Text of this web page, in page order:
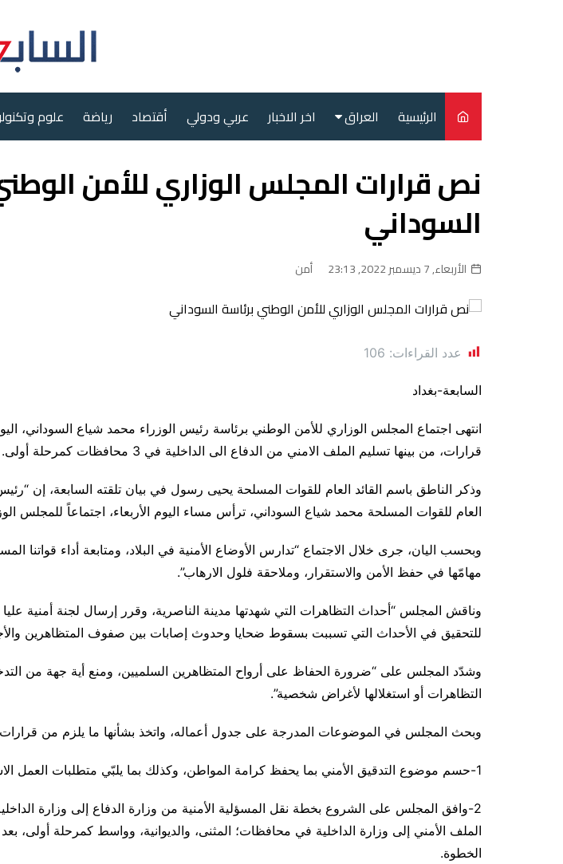
الرئيسية العراق
سياسة
محليات
اخر الاخبار عربي ودولي أقتصاد رياضة علوم
نص قرارات المجلس الوزاري للأمن
السوداني
الأربعاء, 7 ديسمبر 2022, 23:13 أمن
عدد القراءات: 106
السابعة-بغداد
قرارات، من بينها تسليم الملف الامني من الدفاع الى الداخلية في 3 محافظات كمرحلة أولى.
وذكر الناطق باسم القائد العام للقوات المسلحة يحيى رسول في بيان تلقته السابعة، إن
العام للقوات المسلحة محمد شياع السوداني، ترأس مساء اليوم الأربعاء، اجتماعاً للمجلس
وبحسب اليان، جرى خلال الاجتماع “تدارس الأوضاع الأمنية في البلاد، ومتابعة أداء قواتنا
مهامّها في حفظ الأمن والاستقرار، وملاحقة فلول الارهاب”.
وناقش المجلس “أحداث التظاهرات التي شهدتها مدينة الناصرية، وقرر إرسال لجنة أمنية
للتحقيق في الأحداث التي تسببت بسقوط ضحايا وحدوث إصابات بين صفوف المتظاهرين
وشدّد المجلس على “ضرورة الحفاظ على أرواح المتظاهرين السلميين، ومنع أية جهة من
التظاهرات أو استغلالها لأغراض شخصية”.
وبحث المجلس في الموضوعات المدرجة على جدول أعماله، واتخذ بشأنها ما يلزم من
1-حسم موضوع التدقيق الأمني بما يحفظ كرامة المواطن، وكذلك بما يلبّي متطلبات العمل الاستخباري.
2-وافق المجلس على الشروع بخطة نقل المسؤلية الأمنية من وزارة الدفاع إلى وزارة
الملف الأمني إلى وزارة الداخلية في محافظات؛ المثنى، والديوانية، وواسط كمرحلة أولى،
الخطوة.